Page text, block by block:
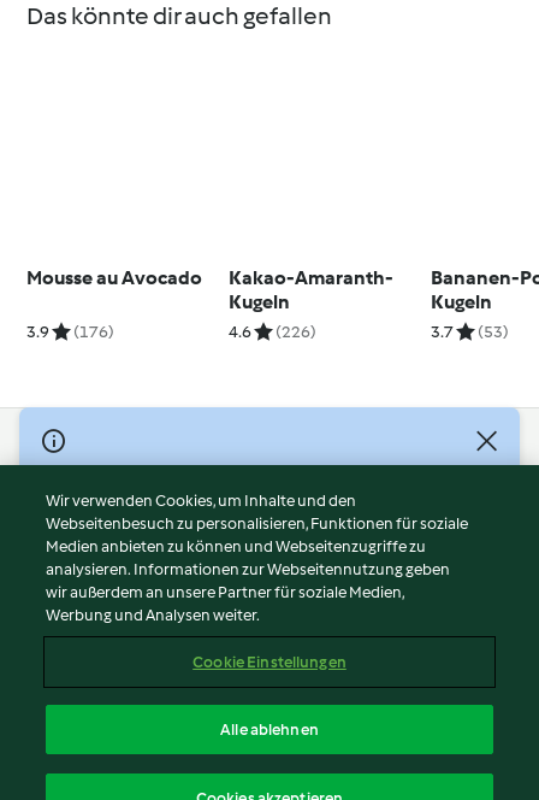
Das könnte dir auch gefallen
Mousse au Avocado
3.9 (176)
Kakao-Amaranth-
Kugeln
4.6 (226)
Bananen-
Kugeln
3.7 (53)
© Copyright 2026
Nutzungsbedingungen
Datenschutzrichtlinien
Disclaimer
Impressum
Cookies
Abo kündigen
Erklärung zur Barrierefreiheit
Wir verwenden Cookies, um Inhalte und den
Webseitenbesuch zu personalisieren, Funktionen für soziale
Medien anbieten zu können und Webseitenzugriffe zu
analysieren. Informationen zur Webseitennutzung geben
wir außerdem an unsere Partner für soziale Medien,
Werbung und Analysen weiter.
Cookie Einstellungen
Alle ablehnen